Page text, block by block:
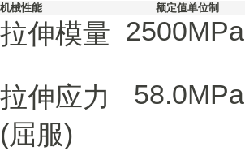
机械性能 额定值单位制
拉伸模量 2500MPa
拉伸应力
(屈服)
58.0MPa